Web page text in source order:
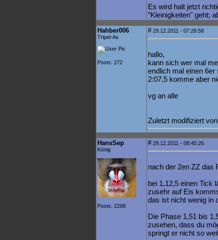
Es wird halt jetzt
"Kleinigkeiten" geht;
Hahber006
Tripel-As
Posts: 272
#29.12.2011 - 07:26:58
hallo,
kann sich wer mal
endlich mal einen
2:07,5 komme aber
vg an alle
Zuletzt modifiziert
HansSep
König
Posts: 2298
#29.12.2011 - 08:40:26
nach der 2en ZZ das
bei 1,12,5 einen Tick
zusehr auf Eis
das ist nicht wenig in
Die Phase 1,51 bis
zusehen, dass du
springt er nicht so